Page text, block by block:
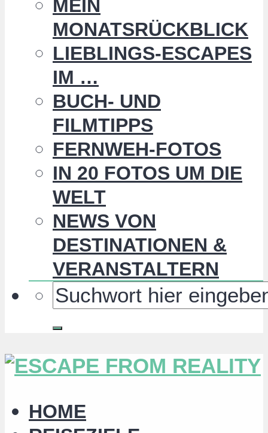
MEIN
MONATSRÜCKBLICK
LIEBLINGS-ESCAPES
IM …
BUCH- UND
FILMTIPPS
FERNWEH-FOTOS
IN 20 FOTOS UM DIE
WELT
NEWS VON
DESTINATIONEN &
VERANSTALTERN
HOME